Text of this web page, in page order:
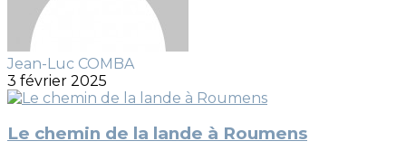
Jean-Luc COMBA
3 février 2025
Le chemin de la lande à Roumens